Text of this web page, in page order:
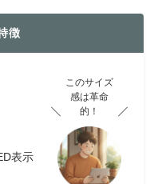
徴
表示
このサイズ
感は革命
的！